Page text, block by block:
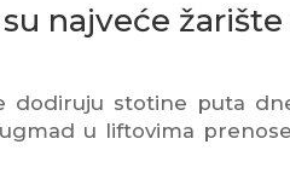
najveće
dodiruju stotine puta
u liftovima